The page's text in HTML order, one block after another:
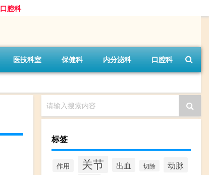
口腔科
医技科室 保健科 内分泌科 口腔科
请输入搜索内容
标签
作用 关节 出血 切除 动脉